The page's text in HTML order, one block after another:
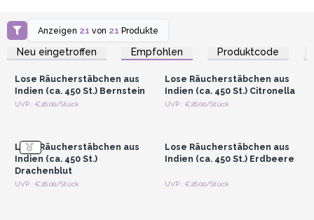
Anzeigen 21 von 21 Produkte
Neu eingetroffen Empfohlen Produktcode
Anmelden oder
Registrieren für
Großhandelspreise
Lose Räucherstäbchen aus
Indien (ca. 450 St.) Bernstein
UVP : €26.00/Stück
Registrieren für
Großhandelspreise
Lose Räucherstäbchen aus
Indien (ca. 450 St.) Citronella
UVP : €26.00/Stück
Anmelden oder
Lose Räucherstäbchen aus
Indien (ca. 450 St.)
Drachenblut
UVP : €26.00/Stück
Anmelden oder
Lose Räucherstäbchen aus
Indien (ca. 450 St.) Erdbeere
UVP : €26.00/Stück
Anmelden oder
Anmelden oder